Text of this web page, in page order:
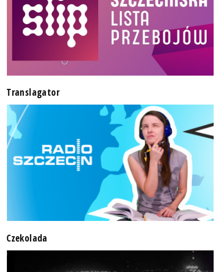
Translagator
Czekolada